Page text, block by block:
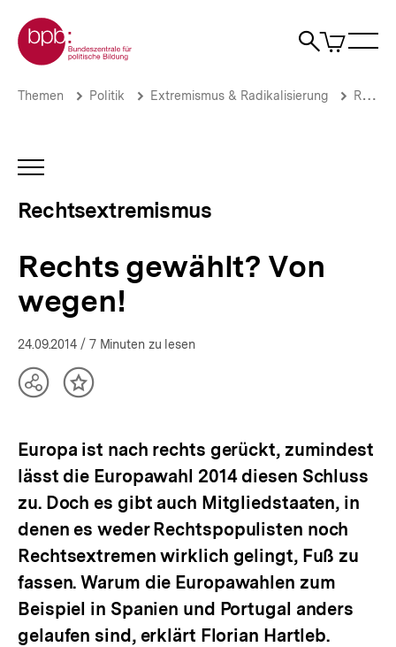
zum
Seiteninhalt
springen
Zur Startseite der bpb
Suche
Artikel
im
Rechts
Rechtsextremismus
bpb.de
Brotkrümelnavigation
Pfadnavigation
Themen Politik Extremismus & Radikalisierung Rechtsextremismus
INHALTSNAVIGATION
Rechtsextremismus
Rechts gewählt? Von
wegen!
24.09.2014 / 7 Minuten zu lesen
TeilenInhalt
Europa ist nach rechts gerückt, zumindest
lässt die Europawahl 2014 diesen Schluss
zu. Doch es gibt auch Mitgliedstaaten, in
denen es weder Rechtspopulisten noch
Rechtsextremen wirklich gelingt, Fuß zu
fassen. Warum die Europawahlen zum
Beispiel in Spanien und Portugal anders
gelaufen sind, erklärt Florian Hartleb.